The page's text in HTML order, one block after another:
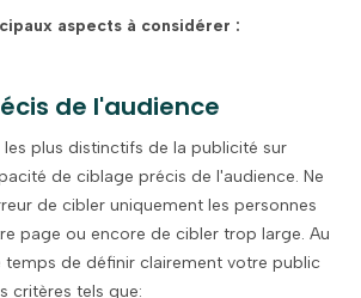
aspects à considérer :
de l'audience
les plus distinctifs de la publicité sur
de ciblage précis de l'audience. Ne
de cibler uniquement les personnes
page ou encore de cibler trop large. Au
temps de définir clairement votre public
critères tels que: